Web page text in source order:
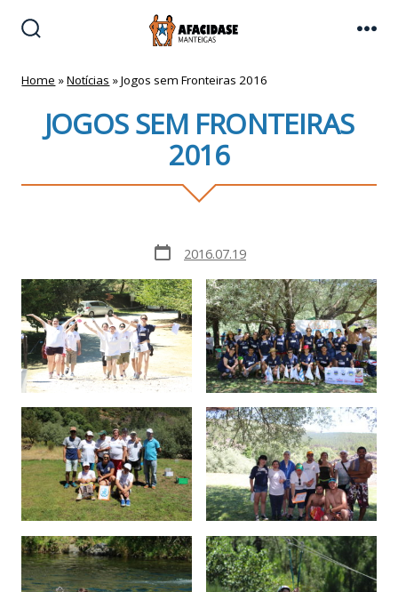
Home »Notícias »Jogos sem Fronteiras 2016
JOGOS SEM FRONTEIRAS
2016
Post
date
2016.07.19